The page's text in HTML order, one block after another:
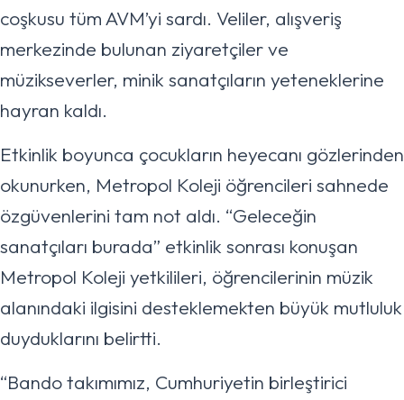
coşkusu tüm AVM’yi sardı. Veliler, alışveriş
merkezinde bulunan ziyaretçiler ve
müzikseverler, minik sanatçıların yeteneklerine
hayran kaldı.
Etkinlik boyunca çocukların heyecanı gözlerinden
okunurken, Metropol Koleji öğrencileri sahnede
özgüvenlerini tam not aldı. “Geleceğin
sanatçıları burada” etkinlik sonrası konuşan
Metropol Koleji yetkilileri, öğrencilerinin müzik
alanındaki ilgisini desteklemekten büyük mutluluk
duyduklarını belirtti.
“Bando takımımız, Cumhuriyetin birleştirici